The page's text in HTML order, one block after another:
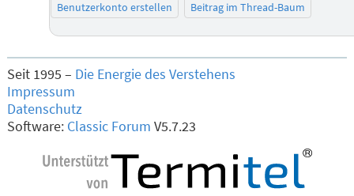
Benutzerkonto erstellen
Beitrag im Thread-Baum
Seit 1995 – Die Energie des Verstehens
Impressum
Datenschutz
Software: Classic Forum V5.7.23